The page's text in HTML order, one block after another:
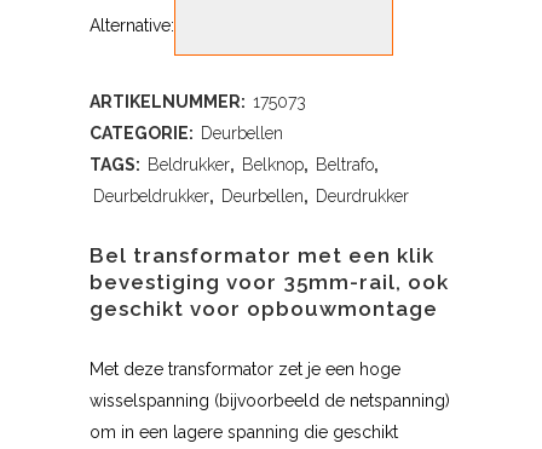
Alternative:
ARTIKELNUMMER: 175073
CATEGORIE: Deurbellen
TAGS: Beldrukker, Belknop, Beltrafo,
Deurbeldrukker, Deurbellen, Deurdrukker
Bel transformator met een klik
bevestiging voor 35mm-rail, ook
geschikt voor opbouwmontage
Met deze transformator zet je een hoge
wisselspanning (bijvoorbeeld de netspanning)
om in een lagere spanning die geschikt